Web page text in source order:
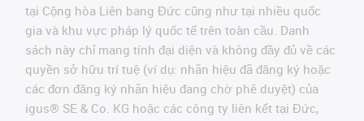
tại Cộng hòa Liên bang Đức cũng như tại nhiều quốc
gia và khu vực pháp lý quốc tế trên toàn cầu. Danh
sách này chỉ mang tính đại diện và không đầy đủ về các
quyền sở hữu trí tuệ (ví dụ: nhãn hiệu đã đăng ký hoặc
các đơn đăng ký nhãn hiệu đang chờ phê duyệt) của
igus® SE & Co. KG hoặc các công ty liên kết tại Đức,